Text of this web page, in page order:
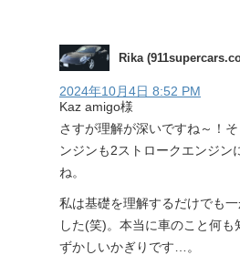
Rika
2024年10月4日 8:52 PM
Kaz amigo様
さすが理解が深いですね～！
ンジンも2ストロークエンジン
ね。
私は基礎を理解するだけでも
した(笑)。本当に車のこと何も
ずかしいかぎりです…。